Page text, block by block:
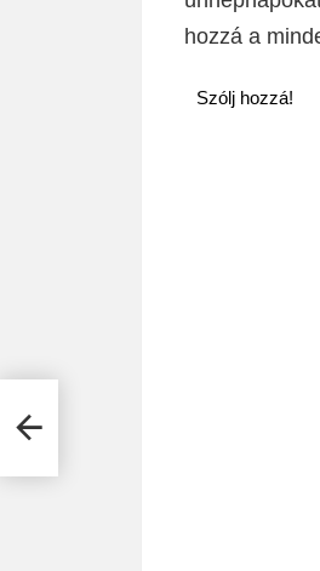
hozzá a
Szólj hozzá!